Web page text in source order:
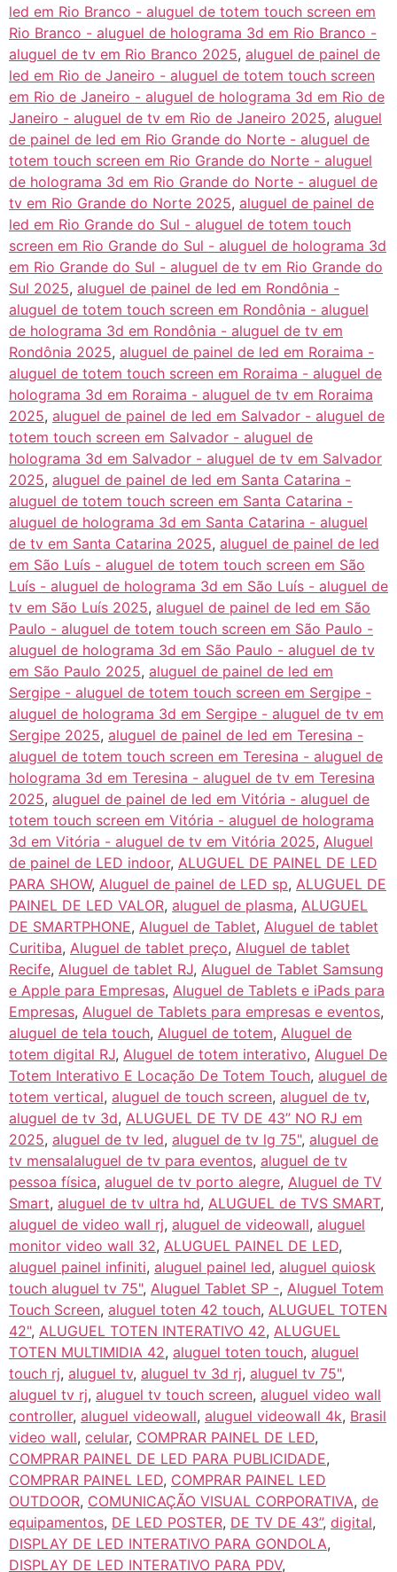
led em Rio Branco - aluguel de totem touch screen em
Rio Branco - aluguel de holograma 3d em Rio Branco -
aluguel de tv em Rio Branco 2025, aluguel de painel de
led em Rio de Janeiro - aluguel de totem touch screen
em Rio de Janeiro - aluguel de holograma 3d em Rio de
Janeiro - aluguel de tv em Rio de Janeiro 2025, aluguel
de painel de led em Rio Grande do Norte - aluguel de
totem touch screen em Rio Grande do Norte - aluguel
de holograma 3d em Rio Grande do Norte - aluguel de
tv em Rio Grande do Norte 2025, aluguel de painel de
led em Rio Grande do Sul - aluguel de totem touch
screen em Rio Grande do Sul - aluguel de holograma 3d
em Rio Grande do Sul - aluguel de tv em Rio Grande do
Sul 2025, aluguel de painel de led em Rondônia -
aluguel de totem touch screen em Rondônia - aluguel
de holograma 3d em Rondônia - aluguel de tv em
Rondônia 2025, aluguel de painel de led em Roraima -
aluguel de totem touch screen em Roraima - aluguel de
holograma 3d em Roraima - aluguel de tv em Roraima
2025, aluguel de painel de led em Salvador - aluguel de
totem touch screen em Salvador - aluguel de
holograma 3d em Salvador - aluguel de tv em Salvador
2025, aluguel de painel de led em Santa Catarina -
aluguel de totem touch screen em Santa Catarina -
aluguel de holograma 3d em Santa Catarina - aluguel
de tv em Santa Catarina 2025, aluguel de painel de led
em São Luís - aluguel de totem touch screen em São
Luís - aluguel de holograma 3d em São Luís - aluguel de
tv em São Luís 2025, aluguel de painel de led em São
Paulo - aluguel de totem touch screen em São Paulo -
aluguel de holograma 3d em São Paulo - aluguel de tv
em São Paulo 2025, aluguel de painel de led em
Sergipe - aluguel de totem touch screen em Sergipe -
aluguel de holograma 3d em Sergipe - aluguel de tv em
Sergipe 2025, aluguel de painel de led em Teresina -
aluguel de totem touch screen em Teresina - aluguel de
holograma 3d em Teresina - aluguel de tv em Teresina
2025, aluguel de painel de led em Vitória - aluguel de
totem touch screen em Vitória - aluguel de holograma
3d em Vitória - aluguel de tv em Vitória 2025, Aluguel
de painel de LED indoor, ALUGUEL DE PAINEL DE LED
PARA SHOW, Aluguel de painel de LED sp, ALUGUEL DE
PAINEL DE LED VALOR, aluguel de plasma, ALUGUEL
DE SMARTPHONE, Aluguel de Tablet, Aluguel de tablet
Curitiba, Aluguel de tablet preço, Aluguel de tablet
Recife, Aluguel de tablet RJ, Aluguel de Tablet Samsung
e Apple para Empresas, Aluguel de Tablets e iPads para
Empresas, Aluguel de Tablets para empresas e eventos,
aluguel de tela touch, Aluguel de totem, Aluguel de
totem digital RJ, Aluguel de totem interativo, Aluguel De
Totem Interativo E Locação De Totem Touch, aluguel de
totem vertical, aluguel de touch screen, aluguel de tv,
aluguel de tv 3d, ALUGUEL DE TV DE 43” NO RJ em
2025, aluguel de tv led, aluguel de tv lg 75", aluguel de
tv mensalaluguel de tv para eventos, aluguel de tv
pessoa física, aluguel de tv porto alegre, Aluguel de TV
Smart, aluguel de tv ultra hd, ALUGUEL de TVS SMART,
aluguel de video wall rj, aluguel de videowall, aluguel
monitor video wall 32, ALUGUEL PAINEL DE LED,
aluguel painel infiniti, aluguel painel led, aluguel quiosk
touch aluguel tv 75", Aluguel Tablet SP -, Aluguel Totem
Touch Screen, aluguel toten 42 touch, ALUGUEL TOTEN
42", ALUGUEL TOTEN INTERATIVO 42, ALUGUEL
TOTEN MULTIMIDIA 42, aluguel toten touch, aluguel
touch rj, aluguel tv, aluguel tv 3d rj, aluguel tv 75",
aluguel tv rj, aluguel tv touch screen, aluguel video wall
controller, aluguel videowall, aluguel videowall 4k, Brasil
video wall, celular, COMPRAR PAINEL DE LED,
COMPRAR PAINEL DE LED PARA PUBLICIDADE,
COMPRAR PAINEL LED, COMPRAR PAINEL LED
OUTDOOR, COMUNICAÇÃO VISUAL CORPORATIVA, de
equipamentos, DE LED POSTER, DE TV DE 43”, digital,
DISPLAY DE LED INTERATIVO PARA GONDOLA,
DISPLAY DE LED INTERATIVO PARA PDV,